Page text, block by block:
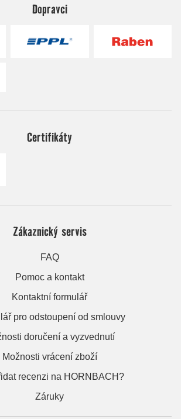
Dopravci
Certifikáty
Zákaznický servis
FAQ
Pomoc a kontakt
Kontaktní formulář
pro odstoupení od smlouvy
doručení a vyzvednutí
Možnosti vrácení zboží
recenzi na HORNBACH?
Záruky